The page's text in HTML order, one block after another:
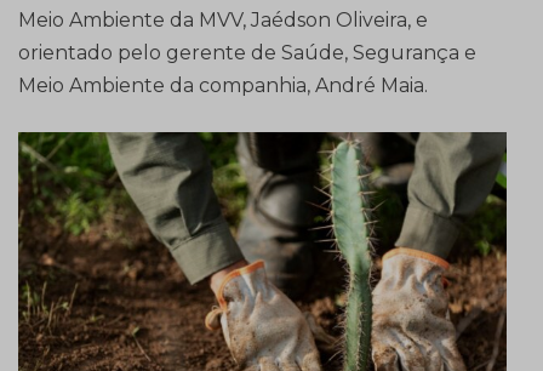
Meio Ambiente da MVV, Jaédson Oliveira, e
orientado pelo gerente de Saúde, Segurança e
Meio Ambiente da companhia, André Maia.